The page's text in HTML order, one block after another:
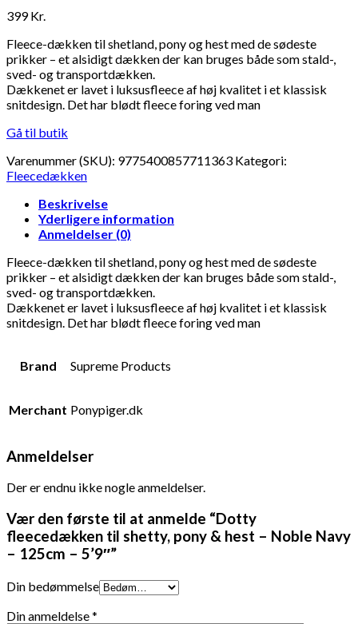
399Kr.
Fleece-dækken til shetland, pony og hest med de sødeste
prikker – et alsidigt dækken der kan bruges både som stald-,
sved- og transportdækken.
Dækkenet er lavet i luksusfleece af høj kvalitet i et klassisk
snitdesign. Det har blødt fleece foring ved man
Gå til butik
Varenummer (SKU): 9775400857711363 Kategori:
Fleecedækken
Beskrivelse
Yderligere information
Anmeldelser (0)
Fleece-dækken til shetland, pony og hest med de sødeste
prikker – et alsidigt dækken der kan bruges både som stald-,
sved- og transportdækken.
Dækkenet er lavet i luksusfleece af høj kvalitet i et klassisk
snitdesign. Det har blødt fleece foring ved man
Brand Supreme Products
Merchant Ponypiger.dk
Anmeldelser
Der er endnu ikke nogle anmeldelser.
Vær den første til at anmelde “Dotty
fleecedækken til shetty, pony & hest – Noble Navy
– 125cm – 5’9″”
Din bedømmelse
Din anmeldelse*